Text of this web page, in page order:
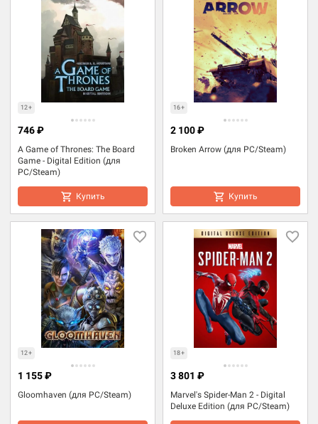
12+
A Game of Thrones: The Board
Game - Digital Edition (для
PC/Steam)
746 ₽
Купить
16+
Broken Arrow (для PC/Steam)
2 100 ₽
Купить
12+
Gloomhaven (для PC/Steam)
1 155 ₽
18+
Marvel's Spider-Man 2 - Digital
Deluxe Edition (для PC/Steam)
3 801 ₽